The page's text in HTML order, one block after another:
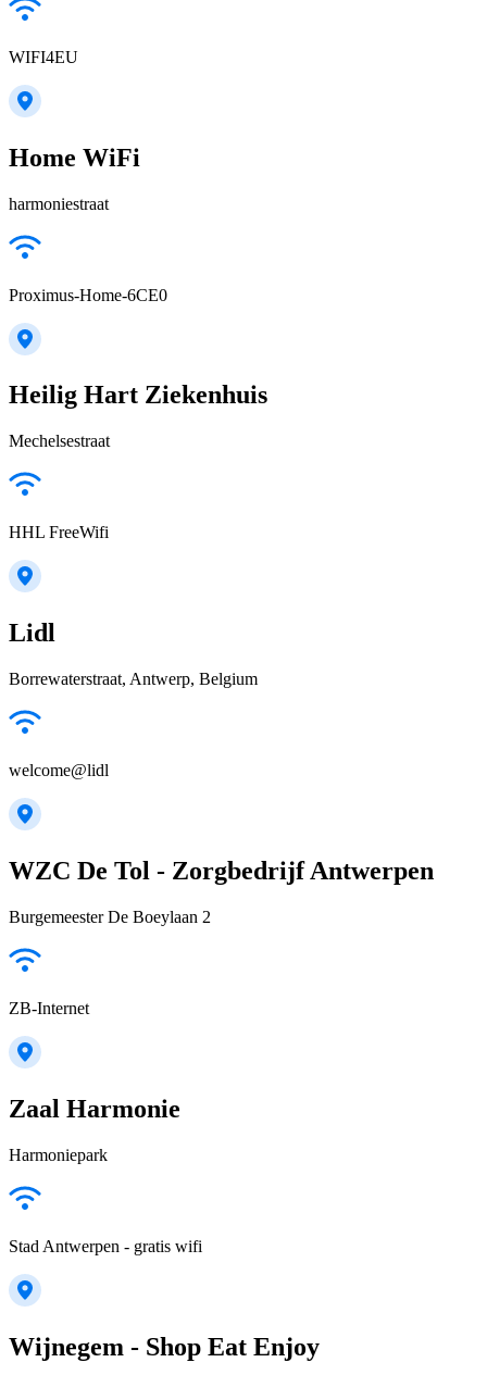
WIFI4EU
Home WiFi
harmoniestraat
Proximus-Home-6CE0
Heilig Hart Ziekenhuis
Mechelsestraat
HHL FreeWifi
Lidl
Borrewaterstraat, Antwerp, Belgium
welcome@lidl
WZC De Tol - Zorgbedrijf Antwerpen
Burgemeester De Boeylaan 2
ZB-Internet
Zaal Harmonie
Harmoniepark
Stad Antwerpen - gratis wifi
Wijnegem - Shop Eat Enjoy